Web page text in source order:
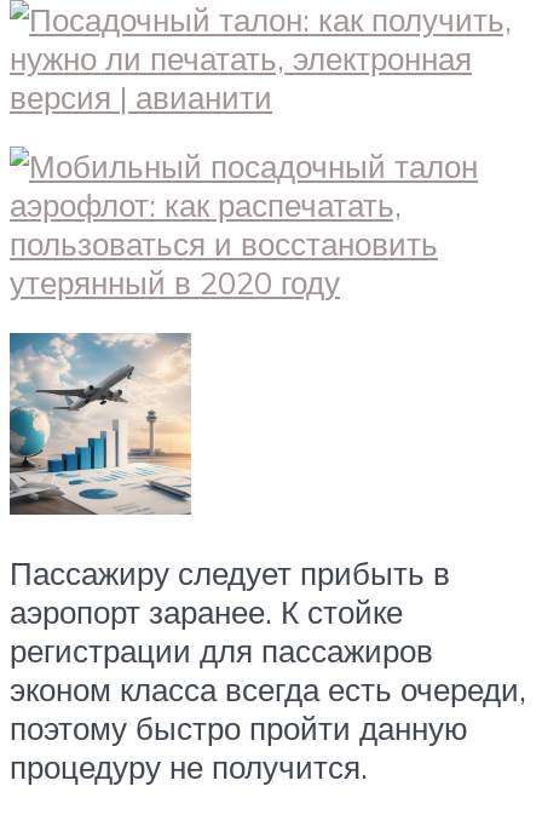
Пассажиру следует прибыть в
аэропорт заранее. К стойке
регистрации для пассажиров
эконом класса всегда есть очереди,
поэтому быстро пройти данную
процедуру не получится.